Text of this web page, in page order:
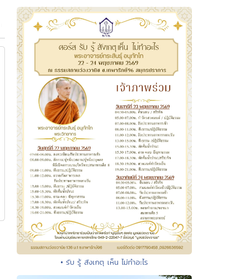
• รับ รู้ สังเกตุ เห็น ไม่ทำอะไร